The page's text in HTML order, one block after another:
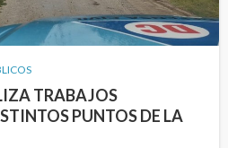
TRABAJOS
PUNTOS DE LA